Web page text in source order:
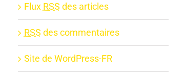
Flux RSS des articles
RSS des commentaires
Site de WordPress-FR